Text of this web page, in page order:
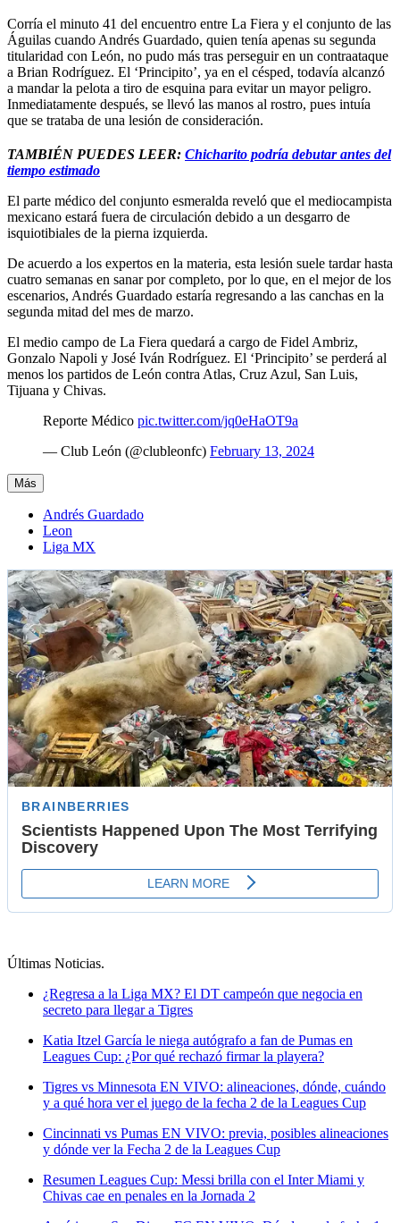
Corría el minuto 41 del encuentro entre La Fiera y el conjunto de las
Águilas cuando Andrés Guardado, quien tenía apenas su segunda
titularidad con León, no pudo más tras perseguir en un contraataque
a Brian Rodríguez. El ‘Principito’, ya en el césped, todavía alcanzó
a mandar la pelota a tiro de esquina para evitar un mayor peligro.
Inmediatamente después, se llevó las manos al rostro, pues intuía
que se trataba de una lesión de consideración.
TAMBIÉN PUEDES LEER: Chicharito podría debutar antes del
tiempo estimado
El parte médico del conjunto esmeralda reveló que el mediocampista
mexicano estará fuera de circulación debido a un desgarro de
isquiotibiales de la pierna izquierda.
De acuerdo a los expertos en la materia, esta lesión suele tardar hasta
cuatro semanas en sanar por completo, por lo que, en el mejor de los
escenarios, Andrés Guardado estaría regresando a las canchas en la
segunda mitad del mes de marzo.
El medio campo de La Fiera quedará a cargo de Fidel Ambriz,
Gonzalo Napoli y José Iván Rodríguez. El ‘Principito’ se perderá al
menos los partidos de León contra Atlas, Cruz Azul, San Luis,
Tijuana y Chivas.
Reporte Médico pic.twitter.com/jq0eHaOT9a
— Club León (@clubleonfc) February 13, 2024
Más
Andrés Guardado
Leon
Liga MX
Últimas Noticias.
¿Regresa a la Liga MX? El DT campeón que negocia en
secreto para llegar a Tigres
Katia Itzel García le niega autógrafo a fan de Pumas en
Leagues Cup: ¿Por qué rechazó firmar la playera?
Tigres vs Minnesota EN VIVO: alineaciones, dónde, cuándo
y a qué hora ver el juego de la fecha 2 de la Leagues Cup
Cincinnati vs Pumas EN VIVO: previa, posibles alineaciones
y dónde ver la Fecha 2 de la Leagues Cup
Resumen Leagues Cup: Messi brilla con el Inter Miami y
Chivas cae en penales en la Jornada 2